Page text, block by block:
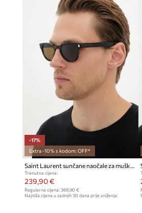
-17%
Extra -10% s kodom: OFF*
Trenutna cijena:
239,90 €
Regularna cijena: 369,90 €
Najniža cijena u zadnjih 30 dana prije sniženja: